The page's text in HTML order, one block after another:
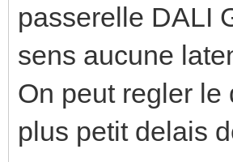
passerelle DALI
sens aucune
On peut regler
plus petit delais